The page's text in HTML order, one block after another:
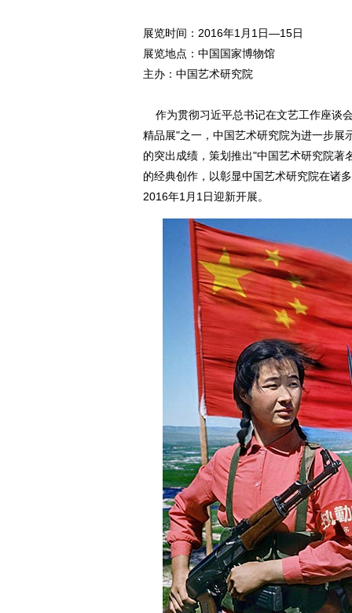
展览时间：2016年1月1日—15日
展览地点：中国国家博物馆
主办：中国艺术研究院
作为贯彻习近平总书记在文艺工作座谈
精品展"之一，中国艺术研究院为进一步展
的突出成绩，策划推出"中国艺术研究院
的经典创作，以彰显中国艺术研究院在诸
2016年1月1日迎新开展。